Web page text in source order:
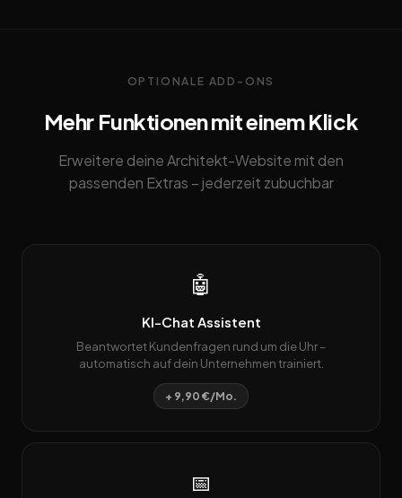
OPTIONALE ADD-ONS
Mehr Funktionen mit einem Klick
Erweitere deine Architekt-Website mit den
passenden Extras – jederzeit zubuchbar
🤖
KI-Chat Assistent
Beantwortet Kundenfragen rund um die Uhr –
automatisch auf dein Unternehmen trainiert.
+ 9,90 €/Mo.
📅